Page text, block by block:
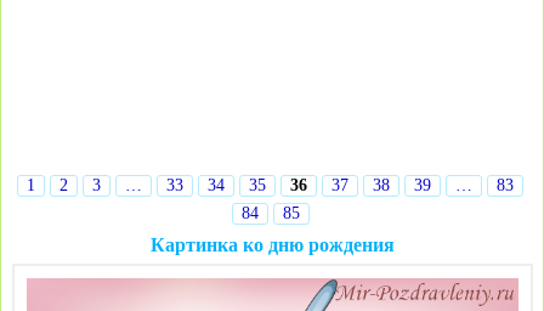
1 2 3 … 33 34 35 36 37 38 39 …
83
84
85
Картинка ко дню рождения